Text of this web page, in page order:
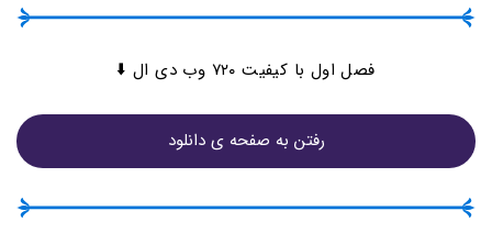
فصل اول با کیفیت ۷۲۰ وب دی ال ⬇️
رفتن به صفحه ی دانلود